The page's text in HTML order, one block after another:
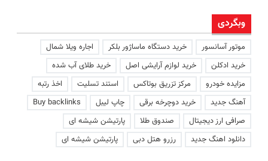
وبگردی
موتور آسانسور خرید دستگاه ماساژور بلکر
اجاره ویلا شمال
خرید ادکلن
خرید لوازم آرایشی اصل
خرید طلای آب شده
مزایده خودرو
مرکز تزریق بوتاکس استند تسلیت
اخذ رتبه
آهنگ جدید
خرید دوچرخه برقی چاپ لیبل
Buy backlinks
صرافی ارز دیجیتال
صندوق طلا
پارتیشن شیشه ای
دانلود اهنگ جدید
رزرو هتل دبی پارتیشن شیشه ای